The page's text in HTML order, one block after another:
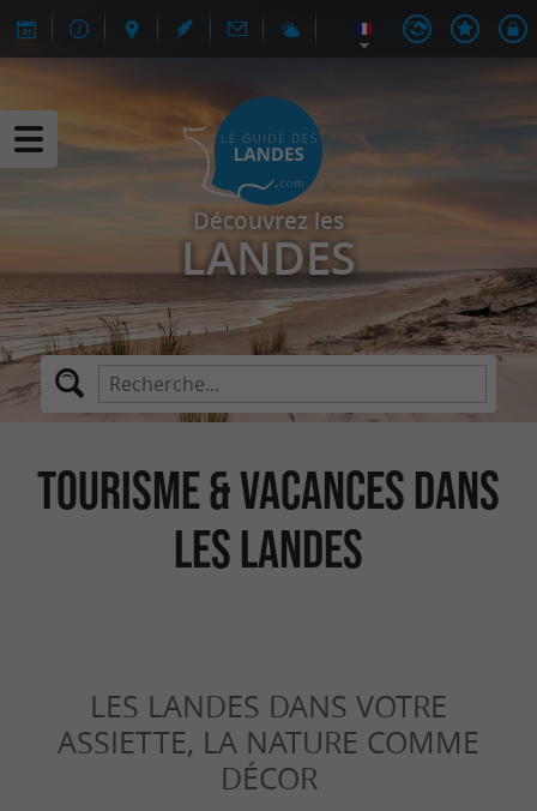
Découvrez les
LANDES
Tourisme & Vacances dans
les Landes
LES LANDES DANS VOTRE
ASSIETTE, LA NATURE COMME
DÉCOR